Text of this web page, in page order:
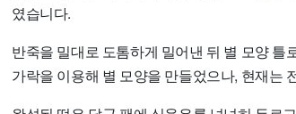
였습니다.
반죽을 밀대로 도톰하게 밀어낸 뒤 별 모양
가락을 이용해 별 모양을 만들었으나, 현재는